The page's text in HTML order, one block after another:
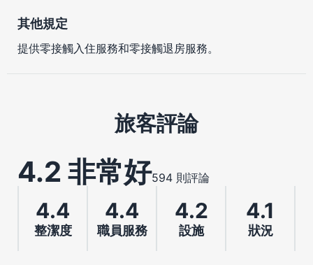
其他規定
提供零接觸入住服務和零接觸退房服務。
旅客評論
4.2 非常好594 則評論
4.4
整潔度
4.4
職員服務
4.2
設施
4.1
狀況